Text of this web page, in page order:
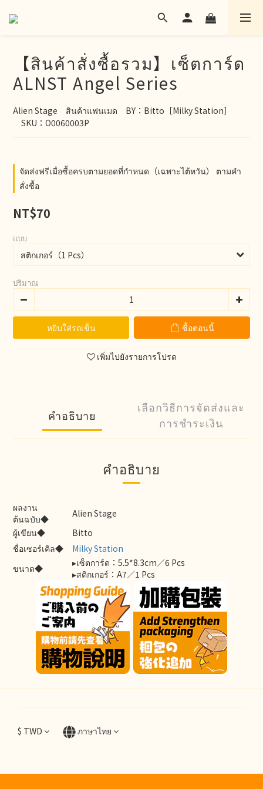
【สินค้าสั่งซื้อรวม】เซ็ตการ์ด
ALNST Angel Series
Alien Stage　สินค้าแฟนเมด　BY：Bitto［Milky Station］
SKU：O0060003P
จัดส่งฟรีเมื่อซื้อครบตามยอดที่กำหนด（เฉพาะไต้หวัน） ตามคำ
สั่งซื้อ
NT$70
แบบ
ปริมาณ
หยิบใส่รถเข็น ซื้อตอนนี้
เพิ่มไปยังรายการโปรด
คำอธิบาย
เลือกวิธีการจัดส่งและ
การชำระเงิน
คำอธิบาย
ผลงาน
ต้นฉบับ◆
Alien Stage
ผู้เขียน◆
Bitto
ชื่อเซอร์เคิล◆
Milky Station
ขนาด◆
▸เซ็ตการ์ด：5.5*8.3cm／6 Pcs
▸สติกเกอร์：A7／1 Pcs
$ TWD ภาษาไทย